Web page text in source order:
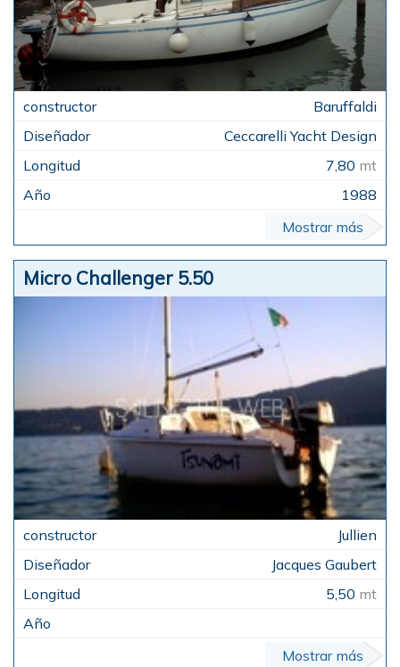
Baruffaldi
Ceccarelli Yacht Design
7,80 mt
1988
Mostrar más
Micro Challenger 5.50
Jullien
Jacques Gaubert
5,50 mt
Mostrar más